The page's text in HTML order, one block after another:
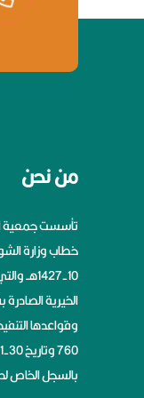
من نحن
تأسست جمعية
10-
وقواعدها
بالسجل الخاص لديها برقم 367